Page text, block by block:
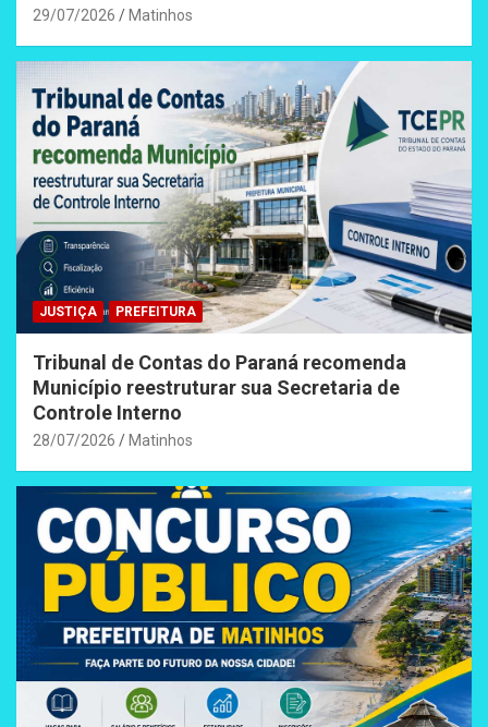
29/07/2026 Matinhos
JUSTIÇA PREFEITURA
Tribunal de Contas do Paraná recomenda
Município reestruturar sua Secretaria de
Controle Interno
28/07/2026 Matinhos